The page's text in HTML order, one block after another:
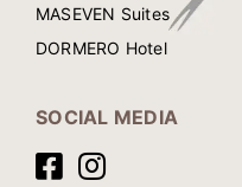
MASEVEN Suites
DORMERO Hotel
SOCIAL MEDIA